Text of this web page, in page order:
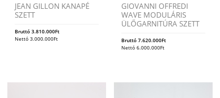
JEAN GILLON KANAPÉ
SZETT
Bruttó 3.810.000Ft
Nettó 3.000.000Ft
GIOVANNI OFFREDI
WAVE MODULÁRIS
ÜLŐGARNITÚRA SZETT
Bruttó7.620.000Ft
Nettó6.000.000Ft